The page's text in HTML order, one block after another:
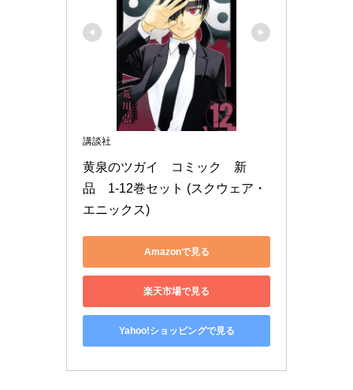
講談社
黄泉のツガイ　コミック　新
品　1-12巻セット (スクウェア・
エニックス)
Amazonで見る
楽天市場で見る
Yahoo!ショッピングで見る